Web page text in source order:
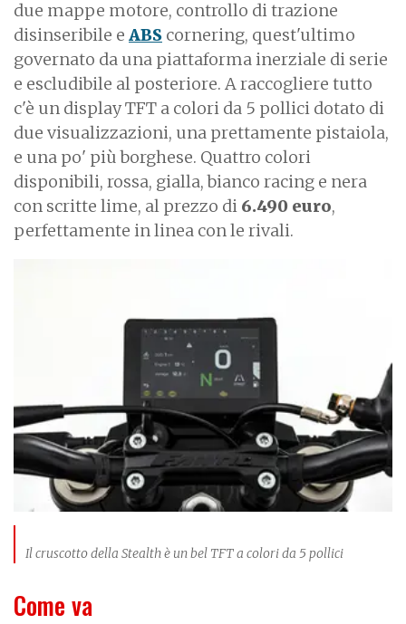
due mappe motore, controllo di trazione
disinseribile e ABS cornering, quest'ultimo
governato da una piattaforma inerziale di serie
e escludibile al posteriore. A raccogliere tutto
c'è un display TFT a colori da 5 pollici dotato di
due visualizzazioni, una prettamente pistaiola,
e una po' più borghese. Quattro colori
disponibili, rossa, gialla, bianco racing e nera
con scritte lime, al prezzo di 6.490 euro,
perfettamente in linea con le rivali.
Il cruscotto della Stealth è un bel TFT a colori da 5 pollici
Come va